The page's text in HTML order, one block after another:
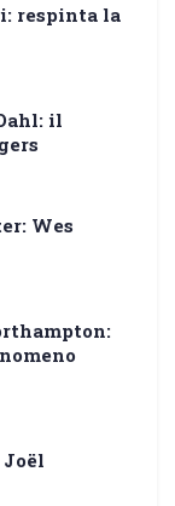
respinta la
il
Wes
Joël